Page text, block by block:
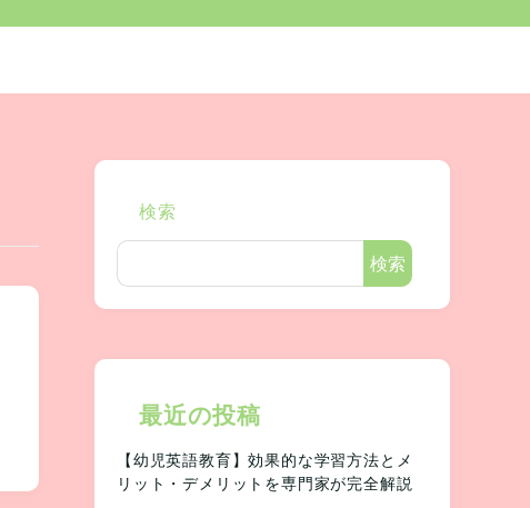
検索
検索
最近の投稿
【幼児英語教育】効果的な学習方法とメ
リット・デメリットを専門家が完全解説